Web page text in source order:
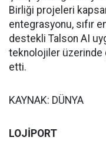
Birliği projeleri
entegrasyonu, sıfır
destekli Talson AI
teknolojiler üzerinde
etti.
KAYNAK: DÜNYA
LOJİPORT